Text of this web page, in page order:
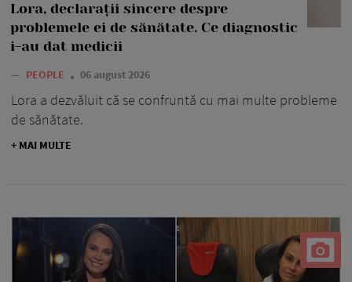
Lora, declarații sincere despre
problemele ei de sănătate. Ce diagnostic
i-au dat medicii
— PEOPLE 06 august 2026
Lora a dezvăluit că se confruntă cu mai multe probleme
de sănătate.
+ MAI MULTE